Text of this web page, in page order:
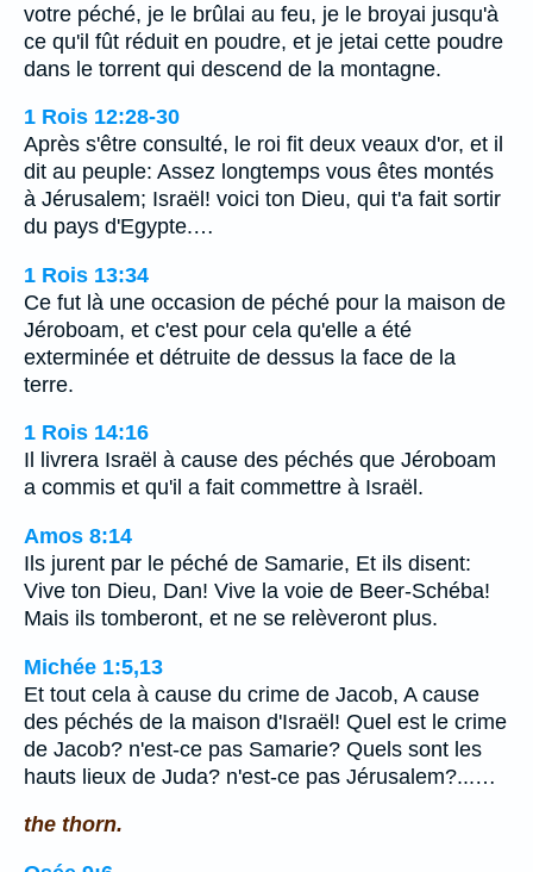
votre péché, je le brûlai au feu, je le broyai jusqu'à
ce qu'il fût réduit en poudre, et je jetai cette poudre
dans le torrent qui descend de la montagne.
1 Rois 12:28-30
Après s'être consulté, le roi fit deux veaux d'or, et il
dit au peuple: Assez longtemps vous êtes montés
à Jérusalem; Israël! voici ton Dieu, qui t'a fait sortir
du pays d'Egypte.…
1 Rois 13:34
Ce fut là une occasion de péché pour la maison de
Jéroboam, et c'est pour cela qu'elle a été
exterminée et détruite de dessus la face de la
terre.
1 Rois 14:16
Il livrera Israël à cause des péchés que Jéroboam
a commis et qu'il a fait commettre à Israël.
Amos 8:14
Ils jurent par le péché de Samarie, Et ils disent:
Vive ton Dieu, Dan! Vive la voie de Beer-Schéba!
Mais ils tomberont, et ne se relèveront plus.
Michée 1:5,13
Et tout cela à cause du crime de Jacob, A cause
des péchés de la maison d'Israël! Quel est le crime
de Jacob? n'est-ce pas Samarie? Quels sont les
hauts lieux de Juda? n'est-ce pas Jérusalem?...…
the thorn.